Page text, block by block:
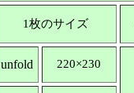
1枚のサイズ
unfold 220×230